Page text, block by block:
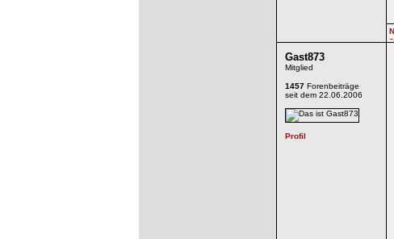
Gast873
Mitglied
1457 Forenbeiträge
seit dem 22.06.2006